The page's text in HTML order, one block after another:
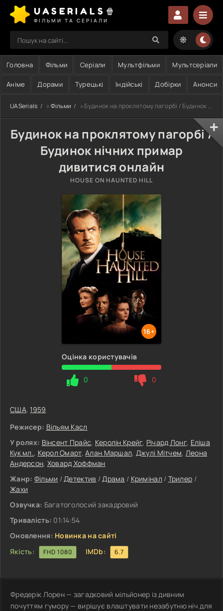
UASERIALS🍿
ФІЛЬМИ ТА СЕРІАЛИ
Головна Фільми Серіали Мультфільми Мультсеріали
Аніме Дорами Турецькі Індійські Добірки Анонси
UASerials » Фільми » Будинок на проклятому пагорбі / Будинок нічних примар
Будинок на проклятому пагорбі /
Будинок нічних примар
дивитися онлайн
HOUSE ON HAUNTED HILL
16+
Оцінка користувачів
0 0
США,1959
Режисер: Вільям Касл
У ролях: Вінсент Прайс, Керолін Крейг, Річард Лонг, Еліша
Кук мл., Керол Омарт,Алан Маршал, Джулі Мітчем, Леона
Андерсон, Ховард Хоффман
Жанр: Фільми /Детектив /Драма / Кримінал / Трилер /
Жахи
Озвучка: Багатоголосий закадровий
Тривалість: 01:14:54
Оновлення: Новинка на сайті
Якість:
FHD 1080 IMDb: 6.7
Фредерік Лорен — загадковий мільйонер із дивним
почуттям гумору — вирішує влаштувати незабутню ніч для